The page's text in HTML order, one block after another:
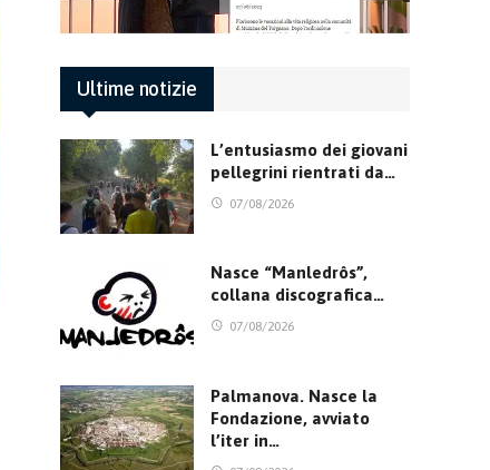
Ultime notizie
L’entusiasmo dei giovani
pellegrini rientrati da…
07/08/2026
Nasce “Manledrôs”,
collana discografica…
07/08/2026
Palmanova. Nasce la
Fondazione, avviato
l’iter in…